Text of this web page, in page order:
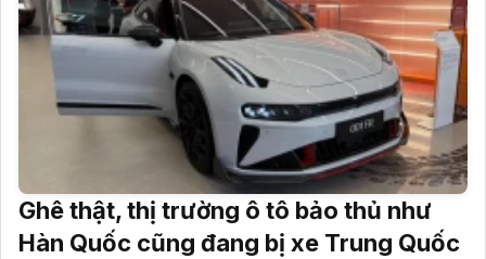
Ghê thật, thị trường ô tô bảo thủ như
Hàn Quốc cũng đang bị xe Trung Quốc